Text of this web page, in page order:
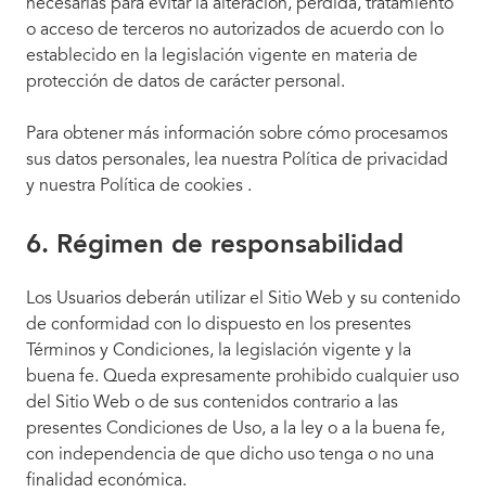
o acceso de terceros no autorizados de acuerdo con lo
establecido en la legislación vigente en materia de
protección de datos de carácter personal.
Para obtener más información sobre cómo procesamos
sus datos personales, lea nuestra Política de privacidad
y nuestra Política de cookies .
6. Régimen de responsabilidad
Los Usuarios deberán utilizar el Sitio Web y su contenido
de conformidad con lo dispuesto en los presentes
Términos y Condiciones, la legislación vigente y la
buena fe. Queda expresamente prohibido cualquier uso
del Sitio Web o de sus contenidos contrario a las
presentes Condiciones de Uso, a la ley o a la buena fe,
con independencia de que dicho uso tenga o no una
finalidad económica.